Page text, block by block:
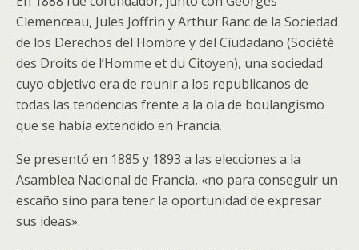
Clemenceau, Jules Joffrin y Arthur Ranc de la Sociedad
de los Derechos del Hombre y del Ciudadano (Société
des Droits de l’Homme et du Citoyen), una sociedad
cuyo objetivo era de reunir a los republicanos de
todas las tendencias frente a la ola de boulangismo
que se había extendido en Francia.
Se presentó en 1885 y 1893 a las elecciones a la
Asamblea Nacional de Francia, «no para conseguir un
escaño sino para tener la oportunidad de expresar
sus ideas».